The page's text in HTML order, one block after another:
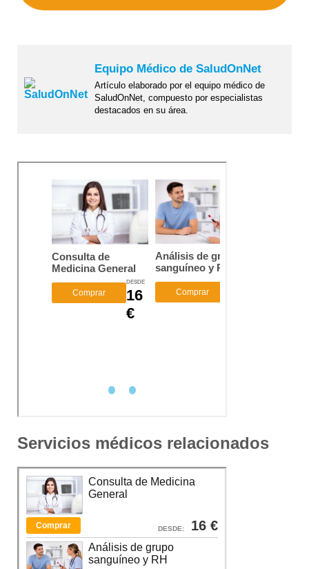
Equipo Médico de SaludOnNet
Artículo elaborado por el equipo médico de
SaludOnNet, compuesto por especialistas
destacados en su área.
Servicios médicos relacionados